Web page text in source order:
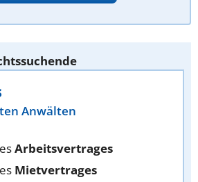
Anwälten
Arbeitsvertrages
Mietvertrages